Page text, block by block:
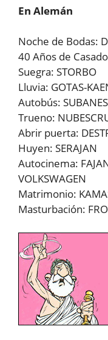
En Alemán
Noche de Bodas:
40 Años de
Suegra: STORBO
Lluvia: GOTAS-
Autobús:
Trueno:
Abrir puerta:
Huyen: SERAJAN
Autocinema:
VOLKSWAGEN
Matrimonio:
Masturbación: